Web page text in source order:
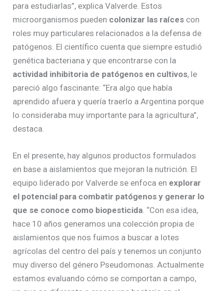
para estudiarlas”, explica Valverde. Estos
microorganismos pueden colonizar las raíces con
roles muy particulares relacionados a la defensa de
patógenos. El científico cuenta que siempre estudió
genética bacteriana y que encontrarse con la
actividad inhibitoria de patógenos en cultivos, le
pareció algo fascinante: “Era algo que había
aprendido afuera y quería traerlo a Argentina porque
lo consideraba muy importante para la agricultura”,
destaca.
En el presente, hay algunos productos formulados
en base a aislamientos que mejoran la nutrición. El
equipo liderado por Valverde se enfoca en explorar
el potencial para combatir patógenos y generar lo
que se conoce como biopesticida. “Con esa idea,
hace 10 años generamos una colección propia de
aislamientos que nos fuimos a buscar a lotes
agrícolas del centro del país y tenemos un conjunto
muy diverso del género Pseudomonas. Actualmente
estamos evaluando cómo se comportan a campo,